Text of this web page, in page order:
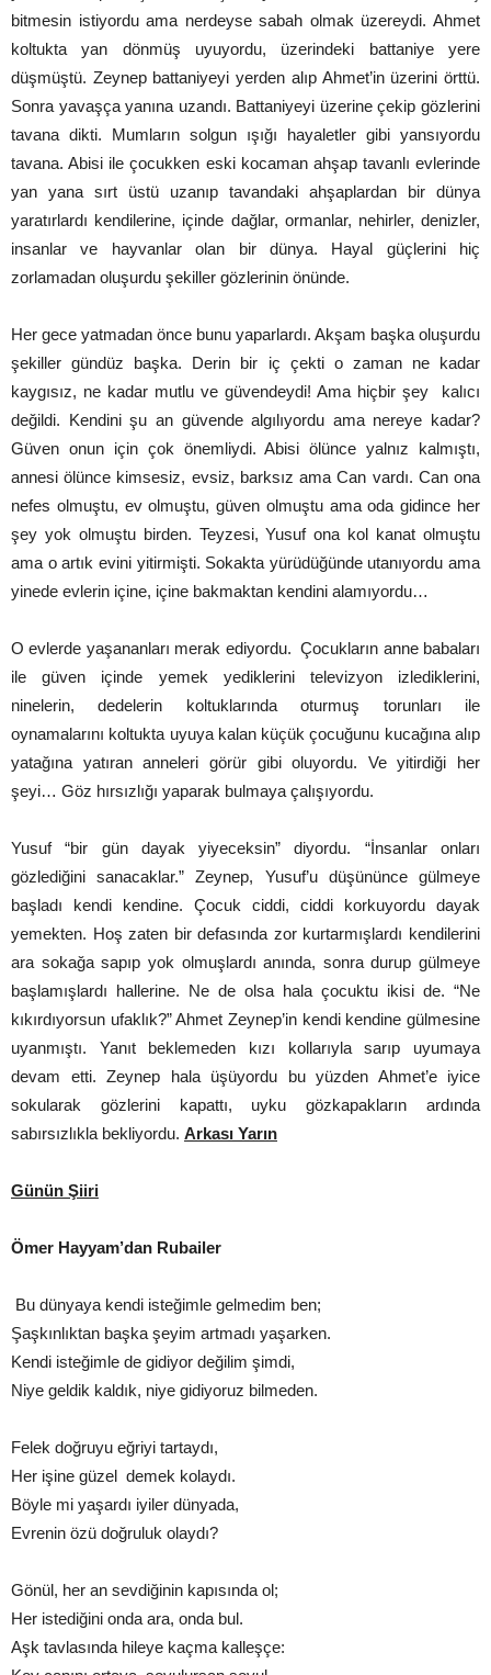
bitmesin istiyordu ama nerdeyse sabah olmak üzereydi. Ahmet
koltukta yan dönmüş uyuyordu, üzerindeki battaniye yere
düşmüştü. Zeynep battaniyeyi yerden alıp Ahmet’in üzerini örttü.
Sonra yavaşça yanına uzandı. Battaniyeyi üzerine çekip gözlerini
tavana dikti. Mumların solgun ışığı hayaletler gibi yansıyordu
tavana. Abisi ile çocukken eski kocaman ahşap tavanlı evlerinde
yan yana sırt üstü uzanıp tavandaki ahşaplardan bir dünya
yaratırlardı kendilerine, içinde dağlar, ormanlar, nehirler, denizler,
insanlar ve hayvanlar olan bir dünya. Hayal güçlerini hiç
zorlamadan oluşurdu şekiller gözlerinin önünde.
Her gece yatmadan önce bunu yaparlardı. Akşam başka oluşurdu
şekiller gündüz başka. Derin bir iç çekti o zaman ne kadar
kaygısız, ne kadar mutlu ve güvendeydi! Ama hiçbir şey kalıcı
değildi. Kendini şu an güvende algılıyordu ama nereye kadar?
Güven onun için çok önemliydi. Abisi ölünce yalnız kalmıştı,
annesi ölünce kimsesiz, evsiz, barksız ama Can vardı. Can ona
nefes olmuştu, ev olmuştu, güven olmuştu ama oda gidince her
şey yok olmuştu birden. Teyzesi, Yusuf ona kol kanat olmuştu
ama o artık evini yitirmişti. Sokakta yürüdüğünde utanıyordu ama
yinede evlerin içine, içine bakmaktan kendini alamıyordu…
O evlerde yaşananları merak ediyordu. Çocukların anne babaları
ile güven içinde yemek yediklerini televizyon izlediklerini,
ninelerin, dedelerin koltuklarında oturmuş torunları ile
oynamalarını koltukta uyuya kalan küçük çocuğunu kucağına alıp
yatağına yatıran anneleri görür gibi oluyordu. Ve yitirdiği her
şeyi… Göz hırsızlığı yaparak bulmaya çalışıyordu.
Yusuf “bir gün dayak yiyeceksin” diyordu. “İnsanlar onları
gözlediğini sanacaklar.” Zeynep, Yusuf’u düşününce gülmeye
başladı kendi kendine. Çocuk ciddi, ciddi korkuyordu dayak
yemekten. Hoş zaten bir defasında zor kurtarmışlardı kendilerini
ara sokağa sapıp yok olmuşlardı anında, sonra durup gülmeye
başlamışlardı hallerine. Ne de olsa hala çocuktu ikisi de. “Ne
kıkırdıyorsun ufaklık?” Ahmet Zeynep’in kendi kendine gülmesine
uyanmıştı. Yanıt beklemeden kızı kollarıyla sarıp uyumaya
devam etti. Zeynep hala üşüyordu bu yüzden Ahmet’e iyice
sokularak gözlerini kapattı, uyku gözkapakların ardında
sabırsızlıkla bekliyordu. Arkası Yarın
Günün Şiiri
Ömer Hayyam’dan Rubailer
Bu dünyaya kendi isteğimle gelmedim ben;
Şaşkınlıktan başka şeyim artmadı yaşarken.
Kendi isteğimle de gidiyor değilim şimdi,
Niye geldik kaldık, niye gidiyoruz bilmeden.
Felek doğruyu eğriyi tartaydı,
Her işine güzel demek kolaydı.
Böyle mi yaşardı iyiler dünyada,
Evrenin özü doğruluk olaydı?
Gönül, her an sevdiğinin kapısında ol;
Her istediğini onda ara, onda bul.
Aşk tavlasında hileye kaçma kalleşçe: